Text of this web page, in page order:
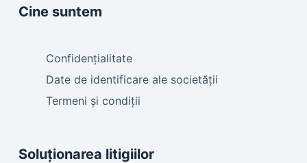
Cine suntem
Confidențialitate
Date de identificare ale societății
Termeni și condiții
Soluționarea litigiilor